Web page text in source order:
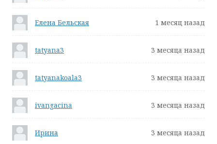
Елена Бельская 1 месяц назад
tatyana3 3 месяца назад
tatyanakoala3 3 месяца назад
ivangacina 3 месяца назад
Ирина 3 месяца назад